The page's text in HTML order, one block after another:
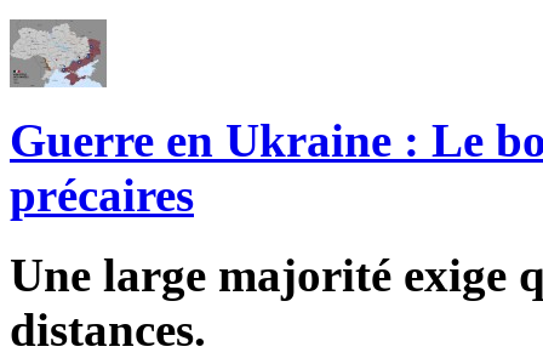
Guerre en Ukraine : Le
précaires
Une large majorité exige
distances.